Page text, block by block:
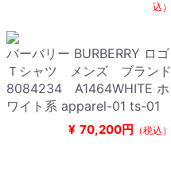
込）
バーバリー BURBERRY ロゴ
Ｔシャツ メンズ ブランド
8084234 A1464WHITE ホ
ワイト系 apparel-01 ts-01
¥ 70,200円 （税込）